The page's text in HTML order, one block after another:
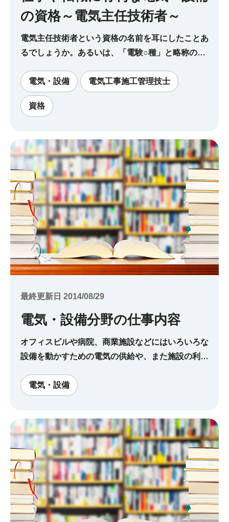
の資格～電気主任技術者～
電気主任技術者という資格の名前を耳にしたことあ
るでしょうか。あるいは、「電験○種」と略称の方
業ニーズは高く、取得すればさまざまなフィールド
で活躍することが可能になります。今回は電気主任
技術者の資格と仕事内容について解説します。
電気・設備 電気工事施工管理技士
資格
最終更新日 2014/08/29
電気・設備分野の仕事内容
オフィスビルや病院、商業施設などにはいろいろな
設備を動かすための電気の供給や、また施設の利用
です。 そういった設備を設計や施工、維持管理す
していきます。
電気・設備